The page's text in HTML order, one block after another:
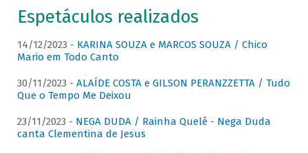
Espetáculos realizados
14/12/2023 - KARINA SOUZA e MARCOS SOUZA / Chico
Mario em Todo Canto
30/11/2023 - ALAÍDE COSTA e GILSON PERANZZETTA / Tudo
Que o Tempo Me Deixou
23/11/2023 - NEGA DUDA / Rainha Quelê - Nega Duda
canta Clementina de Jesus